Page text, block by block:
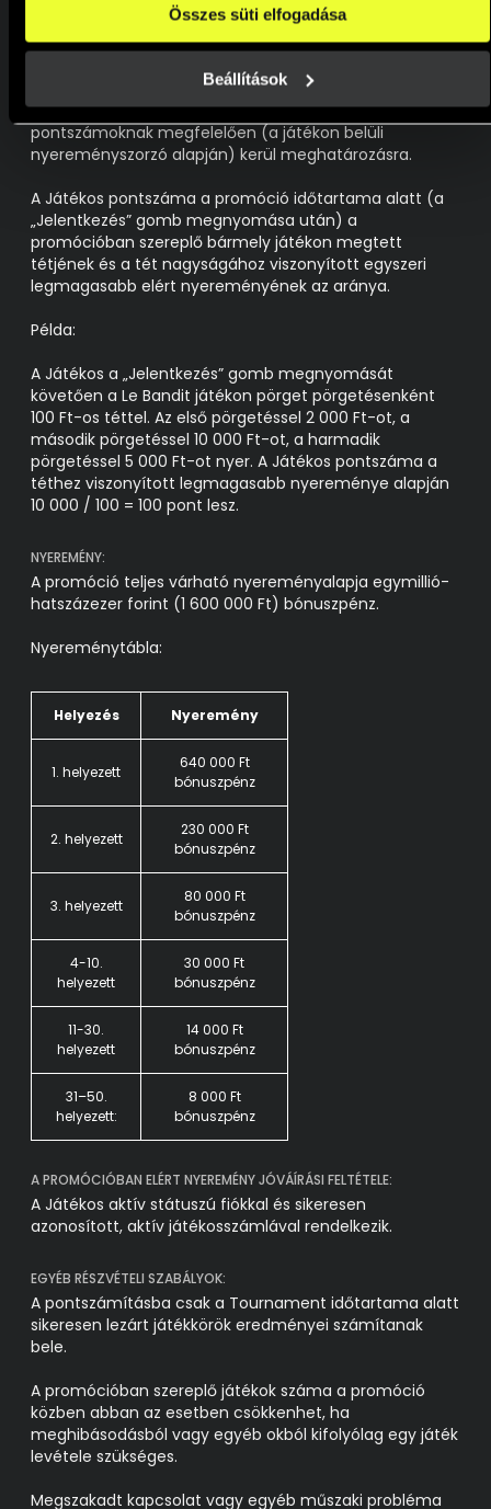
elengedhetetlen sütiken kívül milyen célokat engedélyez.
A weboldalainkon használt sütikről további információkat
erre a linkre kattintva a Süti tájékoztatónkban találsz!
Összes süti elfogadása
Beállítások
Egyenlő pontszámot elért Játékosok esetében az a
Játékos kerül feljebb a ranglistán, aki előbb érte el az
A promócióban a ranglista a rangsort tükrözi, amely a
pontszámoknak megfelelően (a játékon belüli
nyereményszorzó alapján) kerül meghatározásra.
A Játékos pontszáma a promóció időtartama alatt (a
„Jelentkezés” gomb megnyomása után) a
promócióban szereplő bármely játékon megtett
tétjének és a tét nagyságához viszonyított egyszeri
legmagasabb elért nyereményének az aránya.
Példa:
A Játékos a „Jelentkezés” gomb megnyomását
követően a Le Bandit játékon pörget pörgetésenként
100 Ft-os téttel. Az első pörgetéssel 2 000 Ft-ot, a
második pörgetéssel 10 000 Ft-ot, a harmadik
pörgetéssel 5 000 Ft-ot nyer. A Játékos pontszáma a
téthez viszonyított legmagasabb nyereménye alapján
10 000 / 100 = 100 pont lesz.
NYEREMÉNY:
A promóció teljes várható nyereményalapja egymillió-
hatszázezer forint (1 600 000 Ft) bónuszpénz.
Nyereménytábla:
Helyezés Nyeremény
1. helyezett
640 000 Ft
bónuszpénz
2. helyezett
230 000 Ft
bónuszpénz
3. helyezett
80 000 Ft
bónuszpénz
4-10.
helyezett
30 000 Ft
bónuszpénz
11-30.
helyezett
14 000 Ft
bónuszpénz
31–50.
helyezett:
8 000 Ft
bónuszpénz
A PROMÓCIÓBAN ELÉRT NYEREMÉNY JÓVÁÍRÁSI FELTÉTELE:
A Játékos aktív státuszú fiókkal és sikeresen
azonosított, aktív játékosszámlával rendelkezik.
EGYÉB RÉSZVÉTELI SZABÁLYOK:
A pontszámításba csak a Tournament időtartama alatt
sikeresen lezárt játékkörök eredményei számítanak
bele.
A promócióban szereplő játékok száma a promóció
közben abban az esetben csökkenhet, ha
meghibásodásból vagy egyéb okból kifolyólag egy játék
levétele szükséges.
Megszakadt kapcsolat vagy egyéb műszaki probléma